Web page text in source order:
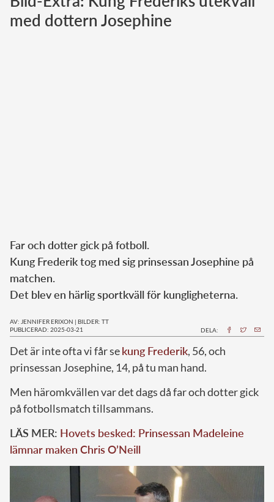
Norska kungahuset
med dottern Josephine
Far och dotter gick på fotboll.
Kung Frederik tog med sig prinsessan Josephine på
matchen.
Det blev en härlig sportkväll för kungligheterna.
AV: JENNIFER ERIXON | BILDER: TT
PUBLICERAD: 2025-03-21
DELA:
Det är inte ofta vi får sekung Frederik, 56, och
prinsessan Josephine, 14, på tu man hand.
Men häromkvällen var det dags då far och dotter gick
på fotbollsmatch tillsammans.
LÄS MER: Hovets besked: Prinsessan Madeleine
lämnar maken Chris O’Neill